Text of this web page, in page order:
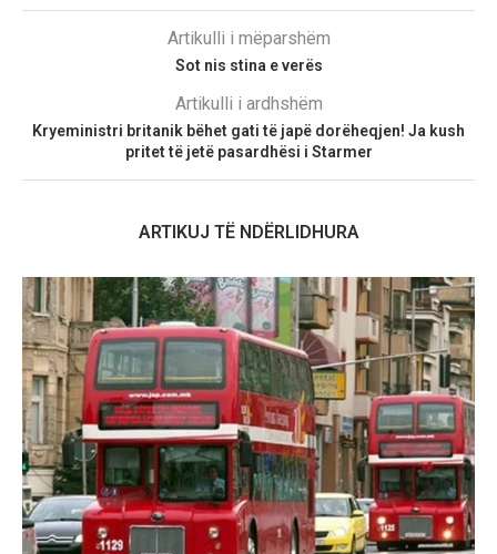
Artikulli i mëparshëm
Sot nis stina e verës
Artikulli i ardhshëm
Kryeministri britanik bëhet gati të japë dorëheqjen! Ja kush
pritet të jetë pasardhësi i Starmer
ARTIKUJ TË NDËRLIDHURA